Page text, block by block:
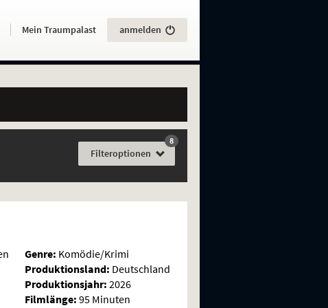
. Mein Traumpalast anmelden
Filteroptionen
8 Filme
Genre: Komödie/Krimi
Produktionsland: Deutschland
Produktionsjahr: 2026
Filmlänge: 95 Minuten